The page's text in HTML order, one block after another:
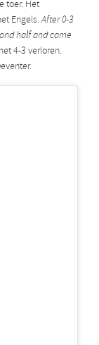
toer. Het
Engels.After 0-3
half and came
4-3 verloren.